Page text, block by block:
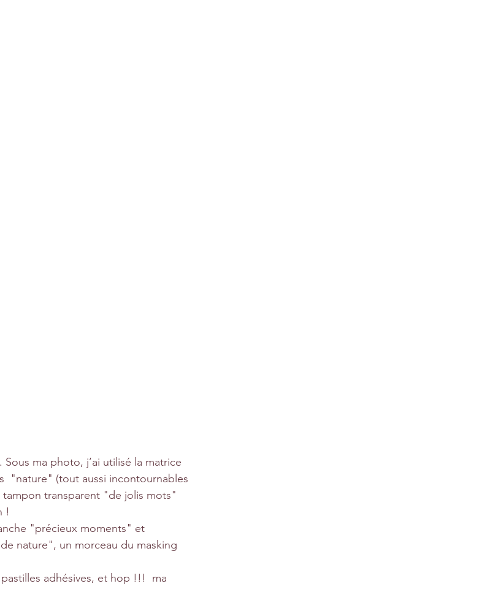
ma photo, j’ai utilisé la matrice
"nature" (tout aussi incontournables
tampon transparent "de jolis mots"
!
"précieux moments" et
nature", un morceau du masking
adhésives, et hop !!!  ma